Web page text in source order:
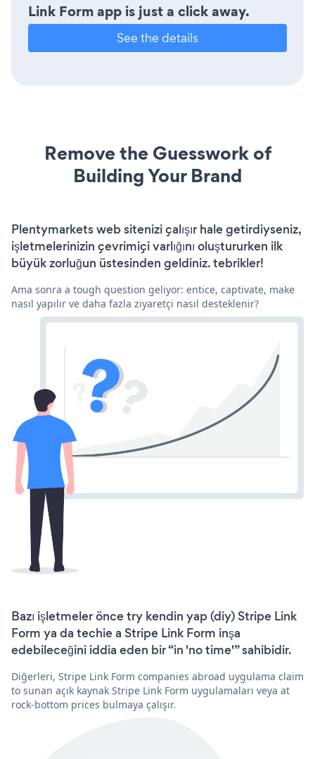
Link Form app is just a click away.
See the details
Remove the Guesswork of
Building Your Brand
Plentymarkets web sitenizi çalışır hale getirdiyseniz,
işletmelerinizin çevrimiçi varlığını oluştururken ilk
büyük zorluğun üstesinden geldiniz. tebrikler!
Ama sonra a tough question geliyor: entice, captivate, make
nasıl yapılır ve daha fazla ziyaretçi nasıl desteklenir?
Bazı işletmeler önce try kendin yap (diy) Stripe Link
Form ya da techie a Stripe Link Form inşa
edebileceğini iddia eden bir “in 'no time'” sahibidir.
Diğerleri, Stripe Link Form companies abroad uygulama claim
to sunan açık kaynak Stripe Link Form uygulamaları veya at
rock-bottom prices bulmaya çalışır.